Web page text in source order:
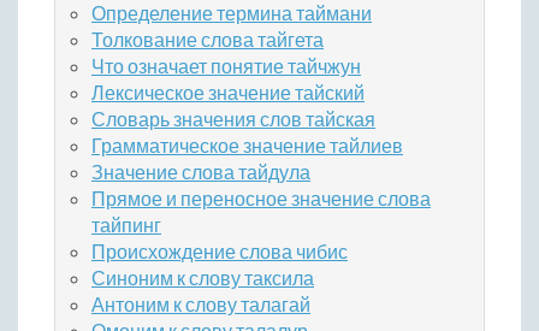
Определение термина таймани
Толкование слова тайгета
Что означает понятие тайчжун
Лексическое значение тайский
Словарь значения слов тайская
Грамматическое значение тайлиев
Значение слова тайдула
Прямое и переносное значение слова
тайпинг
Происхождение слова чибис
Синоним к слову таксила
Антоним к слову талагай